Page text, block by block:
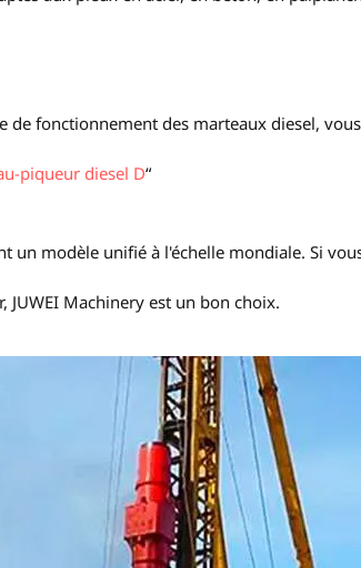
de fonctionnement des marteaux diesel,
piqueur diesel D“
un modèle unifié à l'échelle mondiale. Si
JUWEI Machinery est un bon choix.